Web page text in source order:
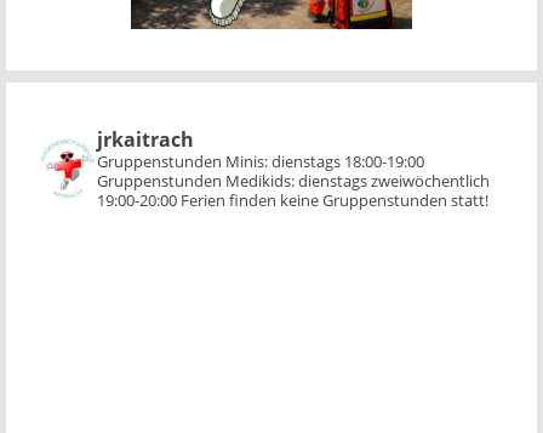
jrkaitrach
Gruppenstunden Minis:dienstags 18:00-19:00
Gruppenstunden Medikids:dienstags zweiwöchentlich
19:00-20:00 Ferien finden keine Gruppenstunden statt!